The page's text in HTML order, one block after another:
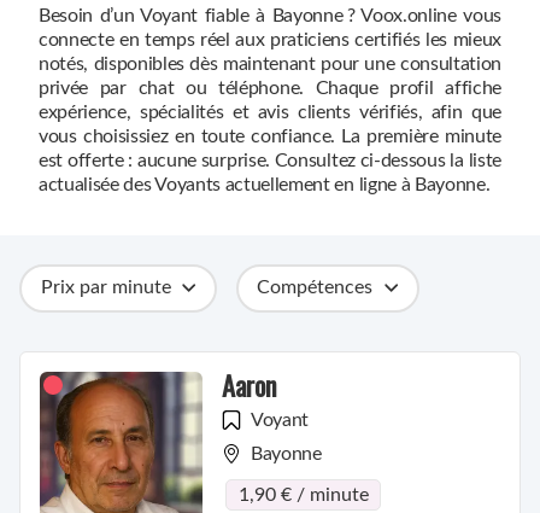
Besoin d’un Voyant fiable à Bayonne ? Voox.online vous
connecte en temps réel aux praticiens certifiés les mieux
notés, disponibles dès maintenant pour une consultation
privée par chat ou téléphone. Chaque profil affiche
expérience, spécialités et avis clients vérifiés, afin que
vous choisissiez en toute confiance. La première minute
est offerte : aucune surprise. Consultez ci‑dessous la liste
actualisée des Voyants actuellement en ligne à Bayonne.
Prix par minute
Catégories
Métiers
Compétences
Aaron
Voyant
Bayonne
1,90 € / minute